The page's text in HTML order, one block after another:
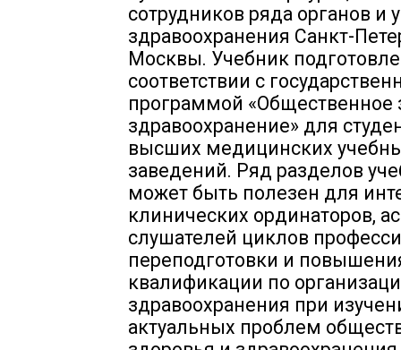
сотрудников ряда органов и
здравоохранения Санкт-
Москвы. Учебник
соответствии с
программой «Общественное
здравоохранение» для
высших медицинских
заведений. Ряд разделов
может быть полезен для
клинических ординаторов,
слушателей циклов
переподготовки и
квалификации по
здравоохранения при
актуальных проблем